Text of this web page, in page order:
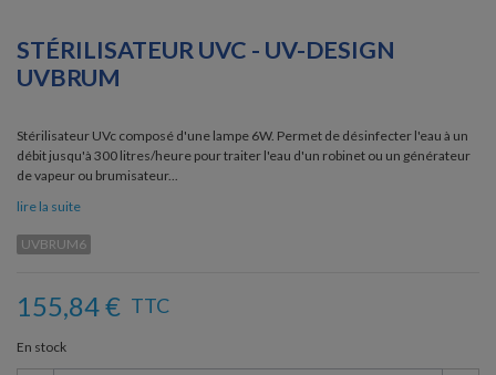
STÉRILISATEUR UVC - UV-DESIGN
UVBRUM
Stérilisateur UVc composé d'une lampe 6W. Permet de désinfecter l'eau à un
débit jusqu'à 300 litres/heure pour traiter l'eau d'un robinet ou un générateur
de vapeur ou brumisateur...
lire la suite
UVBRUM6
155,84 € TTC
En stock